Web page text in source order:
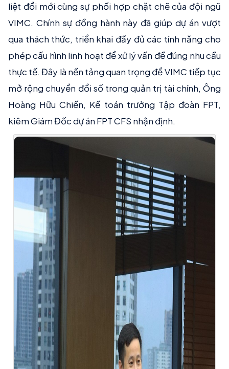
liệt đổi mới cùng sự phối hợp chặt chẽ của đội ngũ
VIMC. Chính sự đồng hành này đã giúp dự án vượt
qua thách thức, triển khai đầy đủ các tính năng cho
phép cấu hình linh hoạt để xử lý vấn đề đúng nhu cầu
thực tế. Đây là nền tảng quan trọng để VIMC tiếp tục
mở rộng chuyển đổi số trong quản trị tài chính, Ông
Hoàng Hữu Chiến, Kế toán trưởng Tập đoàn FPT,
kiêm Giám Đốc dự án FPT CFS nhận định.